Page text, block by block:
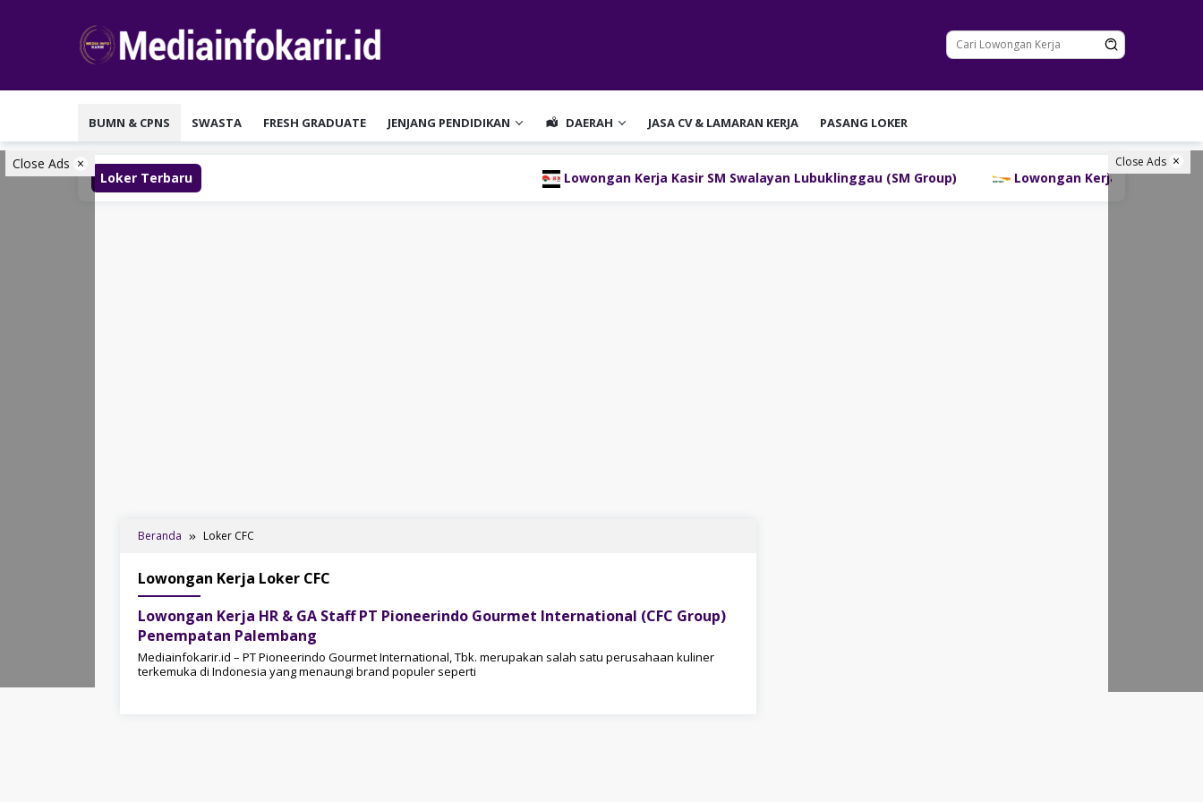
BUMN & CPNS SWASTA FRESH GRADUATE JENJANG PENDIDIKAN DAERAH JASA CV & LAMARAN KERJA PASANG LOKER
Close Ads Close Ads
Loker Terbaru Lowongan Kerja Kasir SM Swalayan Lubuklinggau (SM Group) Lowongan Kerja PT Bank
Beranda Loker CFC
Lowongan Kerja Loker CFC
Lowongan Kerja HR & GA Staff PT Pioneerindo Gourmet International (CFC Group)
Penempatan Palembang
Mediainfokarir.id – PT Pioneerindo Gourmet International, Tbk. merupakan salah satu perusahaan kuliner
terkemuka di Indonesia yang menaungi brand populer seperti